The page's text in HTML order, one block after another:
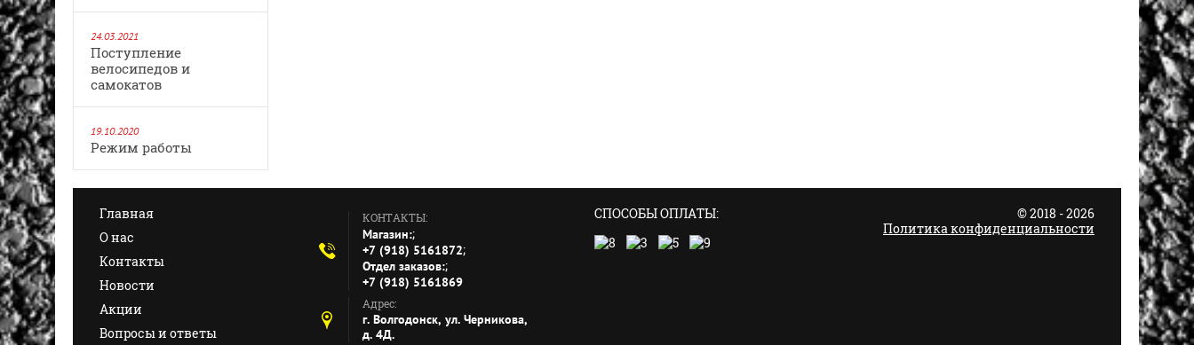
24.03.2021
Поступление
велосипедов и
самокатов
19.10.2020
Режим работы
Главная
О нас
Контакты
Новости
Акции
Вопросы и ответы
КОНТАКТЫ:
Магазин:;
+7 (918) 5161872;
Отдел заказов:;
+7 (918) 5161869
Адрес:
г. Волгодонск, ул. Черникова,
д. 4Д.
СПОСОБЫ ОПЛАТЫ:
© 2018 - 2026
Политика конфиденциальности